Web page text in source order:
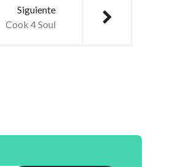
Siguiente
Cook 4 Soul